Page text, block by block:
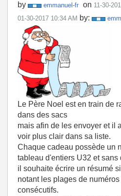
by emmanuel-fr on ‎11-30-
‎01-30-2017 10:34 AM by:
Le Père Noel est en train de
dans des sacs
mais afin de les envoyer et il
voir plus clair dans sa liste.
Chaque cadeau possède un
tableau d'entiers U32 et sans
il souhaite écrire un résumé
notant les plages de
consécutifs.